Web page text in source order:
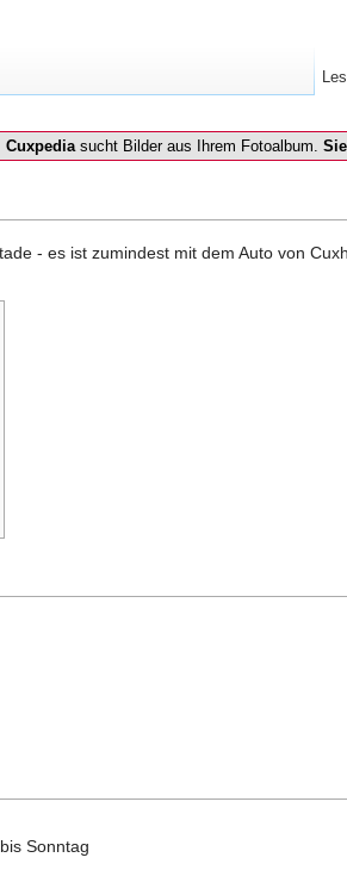
Cuxpediasucht Bilder aus Ihrem Fotoalbum. Sie
- es ist zumindest mit dem Auto von
Sonntag